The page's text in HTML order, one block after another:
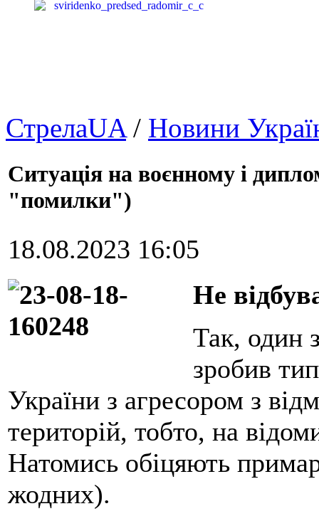
СтрелаUA/ Новини
Ситуація на воєнному і
"помилки")
18.08.2023 16:05
Не
Так, один
зробив
України з агресором з
територій, тобто, на
Натомись обіцяють
жодних).